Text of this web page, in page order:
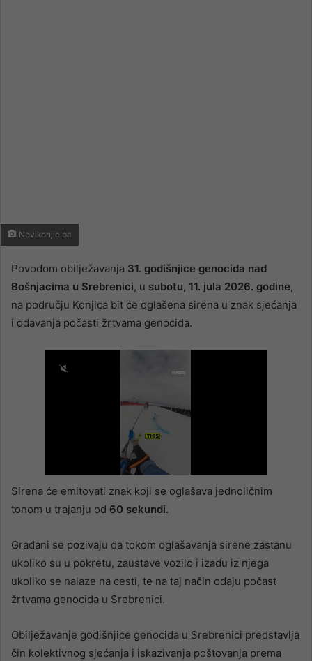
Novikonjic.ba
Povodom obilježavanja 31. godišnjice genocida nad
Bošnjacima u Srebrenici, u subotu, 11. jula 2026. godine,
na području Konjica bit će oglašena sirena u znak sjećanja
i odavanja počasti žrtvama genocida.
Sirena će emitovati znak koji se oglašava jednoličnim
tonom u trajanju od 60 sekundi.
Građani se pozivaju da tokom oglašavanja sirene zastanu
ukoliko su u pokretu, zaustave vozilo i izađu iz njega
ukoliko se nalaze na cesti, te na taj način odaju počast
žrtvama genocida u Srebrenici.
Obilježavanje godišnjice genocida u Srebrenici predstavlja
čin kolektivnog sjećanja i iskazivanja poštovanja prema